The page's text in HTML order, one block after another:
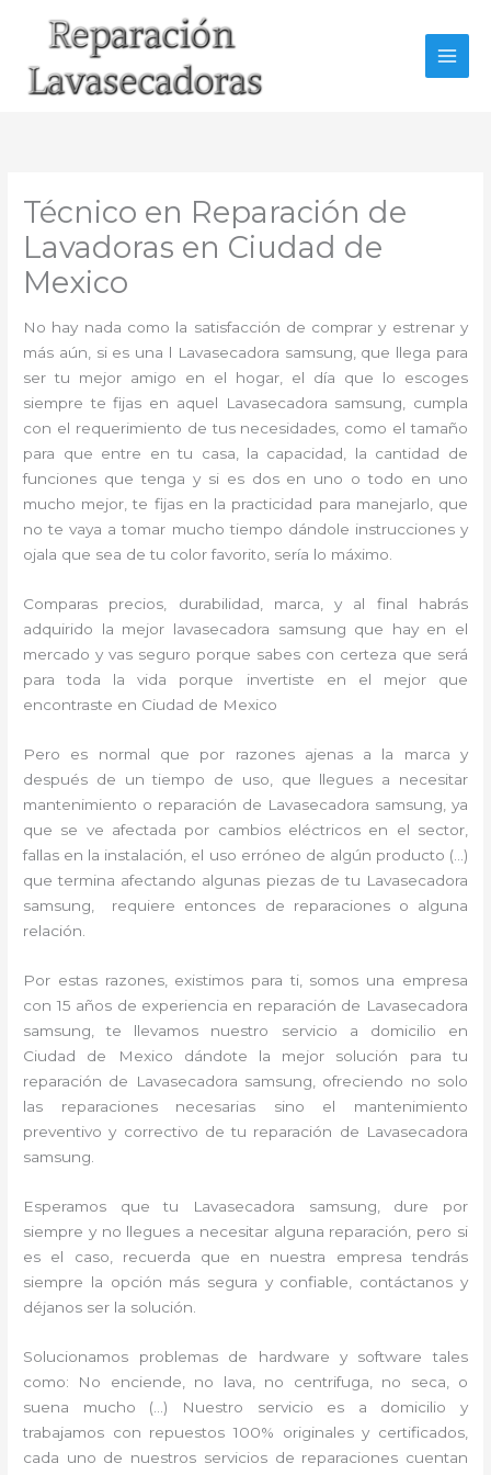
Técnico en Reparación de
Lavadoras en Ciudad de
Mexico
No hay nada como la satisfacción de comprar y estrenar y
más aún, si es una l Lavasecadora samsung, que llega para
ser tu mejor amigo en el hogar, el día que lo escoges
siempre te fijas en aquel Lavasecadora samsung, cumpla
con el requerimiento de tus necesidades, como el tamaño
para que entre en tu casa, la capacidad, la cantidad de
funciones que tenga y si es dos en uno o todo en uno
mucho mejor, te fijas en la practicidad para manejarlo, que
no te vaya a tomar mucho tiempo dándole instrucciones y
ojala que sea de tu color favorito, sería lo máximo.
Comparas precios, durabilidad, marca, y al final habrás
adquirido la mejor lavasecadora samsung que hay en el
mercado y vas seguro porque sabes con certeza que será
para toda la vida porque invertiste en el mejor que
encontraste en Ciudad de Mexico
Pero es normal que por razones ajenas a la marca y
después de un tiempo de uso, que llegues a necesitar
mantenimiento o reparación de Lavasecadora samsung, ya
que se ve afectada por cambios eléctricos en el sector,
fallas en la instalación, el uso erróneo de algún producto (…)
que termina afectando algunas piezas de tu Lavasecadora
samsung, requiere entonces de reparaciones o alguna
relación.
Por estas razones, existimos para ti, somos una empresa
con 15 años de experiencia en reparación de Lavasecadora
samsung, te llevamos nuestro servicio a domicilio en
Ciudad de Mexico dándote la mejor solución para tu
reparación de Lavasecadora samsung, ofreciendo no solo
las reparaciones necesarias sino el mantenimiento
preventivo y correctivo de tu reparación de Lavasecadora
samsung.
Esperamos que tu Lavasecadora samsung, dure por
siempre y no llegues a necesitar alguna reparación, pero si
es el caso, recuerda que en nuestra empresa tendrás
siempre la opción más segura y confiable, contáctanos y
déjanos ser la solución.
Solucionamos problemas de hardware y software tales
como: No enciende, no lava, no centrifuga, no seca, o
suena mucho (…) Nuestro servicio es a domicilio y
trabajamos con repuestos 100% originales y certificados,
cada uno de nuestros servicios de reparaciones cuentan